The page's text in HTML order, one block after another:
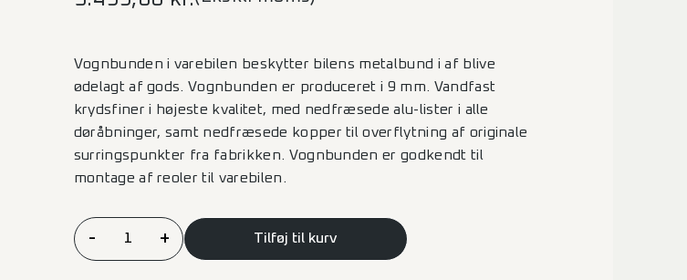
Vognbunden i varebilen beskytter bilens metalbund i af blive
ødelagt af gods. Vognbunden er produceret i 9 mm. Vandfast
krydsfiner i højeste kvalitet, med nedfræsede alu-lister i alle
døråbninger, samt nedfræsede kopper til overflytning af originale
surringspunkter fra fabrikken. Vognbunden er godkendt til
montage af reoler til varebilen.
Vognbund
Sprinter
- + Tilføj til kurv